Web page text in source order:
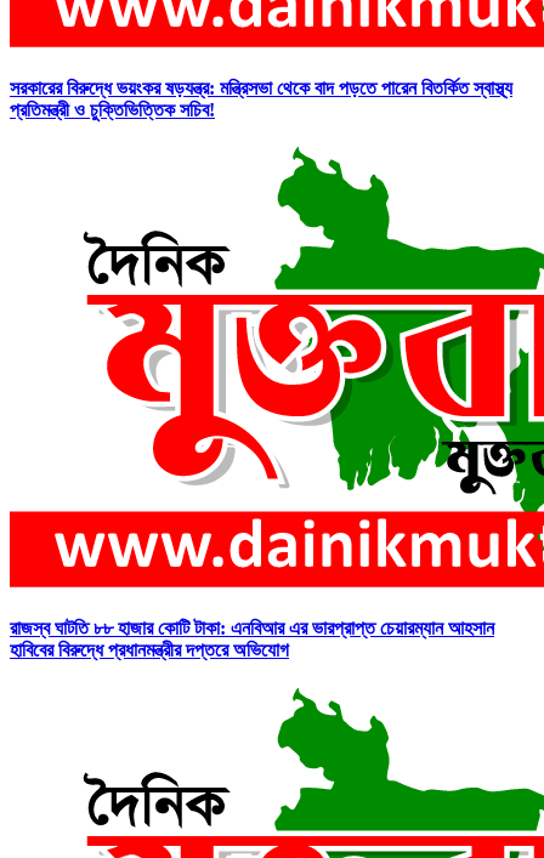
সরকারের বিরুদ্ধে ভয়ংকর ষড়যন্ত্র: মন্ত্রিসভা থেকে বাদ পড়তে পারেন বিতর্কিত স্বাস্থ্য
প্রতিমন্ত্রী ও চুক্তিভিত্তিক সচিব!
রাজস্ব ঘাটতি ৮৮ হাজার কোটি টাকা: এনবিআর এর ভারপ্রাপ্ত চেয়ারম্যান আহসান
হাবিবের বিরুদ্ধে প্রধানমন্ত্রীর দপ্তরে অভিযোগ